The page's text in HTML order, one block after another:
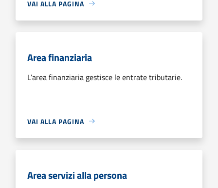
VAI ALLA PAGINA
Area finanziaria
L’area finanziaria gestisce le entrate tributarie.
VAI ALLA PAGINA
Area servizi alla persona